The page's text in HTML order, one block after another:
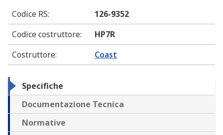
Codice RS:
126-9352
Codice costruttore:
HP7R
Costruttore: Coast
Specifiche
Documentazione Tecnica
Normative